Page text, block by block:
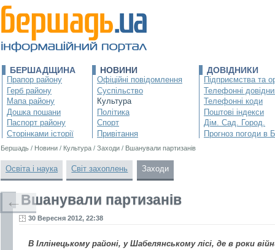
БЕРШАДЩИНА
Прапор району
Герб району
Мапа району
Дошка пошани
Паспорт району
Сторінками історії
НОВИНИ
Офіційні повідомлення
Суспільство
Культура
Політика
Спорт
Привітання
ДОВІДНИКИ
Підприємства та
Телефонні
Телефонні коди
Поштові індекси
Дім. Сад. Город.
Прогноз погоди в
Бершадь / Новини / Культура / Заходи / Вшанували партизанів
Освіта і наука Світ захоплень Заходи
Вшанували партизанів
30 Вересня 2012, 22:38
В Іллінецькому районі, у Шабелянському лісі, де в роки
←